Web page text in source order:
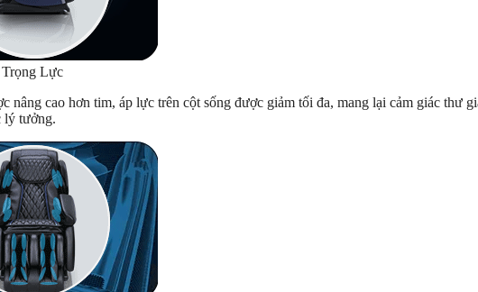
Lực
nâng cao hơn tim, áp lực trên cột sống được giảm tối đa, mang lại cảm giác thư
lý tưởng.